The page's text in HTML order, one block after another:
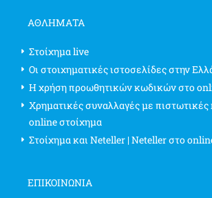
ΑΘΛΗΜΑΤΑ
Στοίχημα live
Οι στοιχηματικές ιστοσελίδες στην
Η χρήση προωθητικών κωδικών στο
Χρηματικές συναλλαγές με πιστωτικές
online στοίχημα
Στοίχημα και Neteller | Neteller στο
ΕΠΙΚΟΙΝΩΝΊΑ